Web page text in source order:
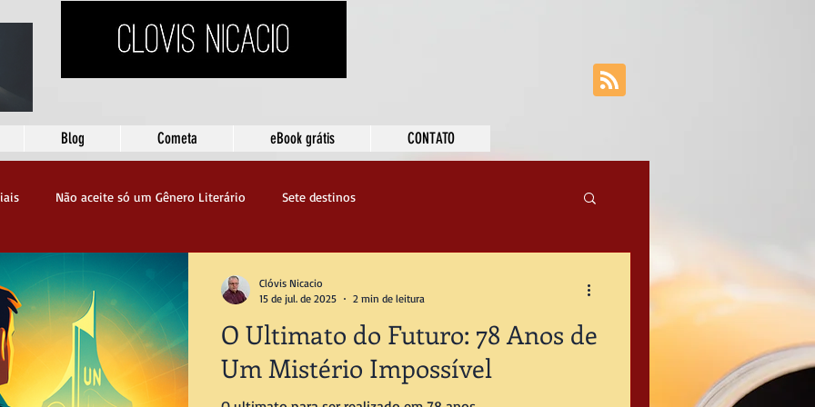
Blog Cometa eBook grátis CONTATO
Não aceite só um Gênero Literário Sete destinos
O Ultimato do Futuro: 78 Anos de
Um Mistério Impossível
Clóvis Nicacio
15 de jul. de 2025
2 min de leitura